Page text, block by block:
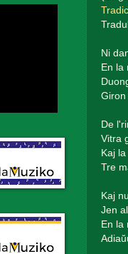
Ni
En la
Giron
De
Vitra
Kaj
Tre
Kaj
Jen
En la